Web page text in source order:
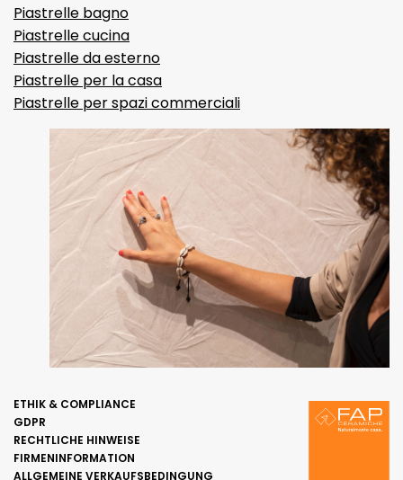
Piastrelle bagno
Piastrelle cucina
Piastrelle da esterno
Piastrelle per la casa
Piastrelle per spazi commerciali
ETHIK & COMPLIANCE
GDPR
RECHTLICHE HINWEISE
FIRMENINFORMATION
ALLGEMEINE VERKAUFSBEDINGUNG